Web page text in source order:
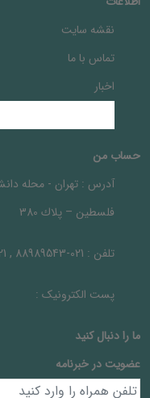
نقشه سایت
تماس با ما
اخبار
حساب من
آدرس : تهران - محله
فلسطين – پلاك 380
تلفن : 021-88989543 , 021-88961303
پست الکترونیک :
ما را دنبال کنيد
عضویت در خبرنامه